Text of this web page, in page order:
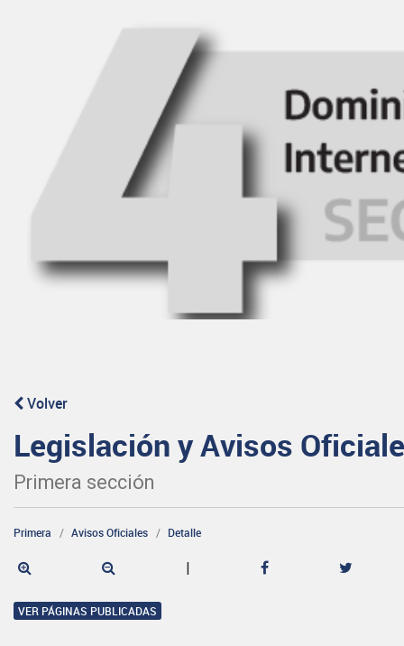
Volver
Legislación y Avisos
Primera sección
Primera Avisos Oficiales Detalle
VER PÁGINAS PUBLICADAS